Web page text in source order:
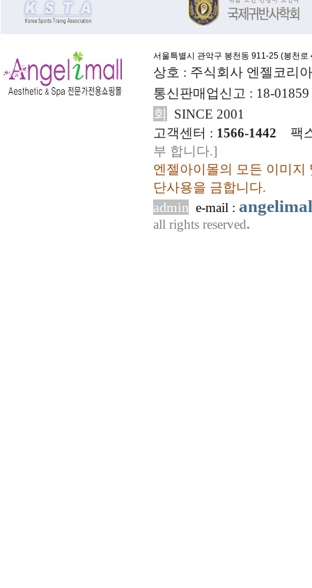
서울특별시 관악구 봉천동 911-25 (봉천로
상호 : 주식회사 엔젤코리
통신판매업신고 : 18-
회
SINCE 2001
고객센터 : 1566-1442
팩
부 합니다.]
엔젤아이몰의 모든 이미지
단사용을 금합니다.
admin e-mail :
all rights reserved.